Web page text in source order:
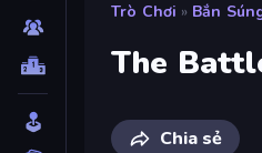
Trò Chơi » Bắn
The
Chia sẻ